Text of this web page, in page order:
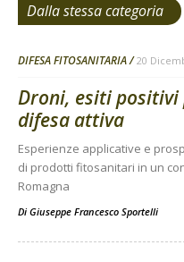
Dalla stessa categoria
DIFESA FITOSANITARIA 20
Droni, esiti positivi
difesa attiva
Esperienze applicative e
di prodotti fitosanitari in un
Romagna
Di Giuseppe Francesco Sportelli